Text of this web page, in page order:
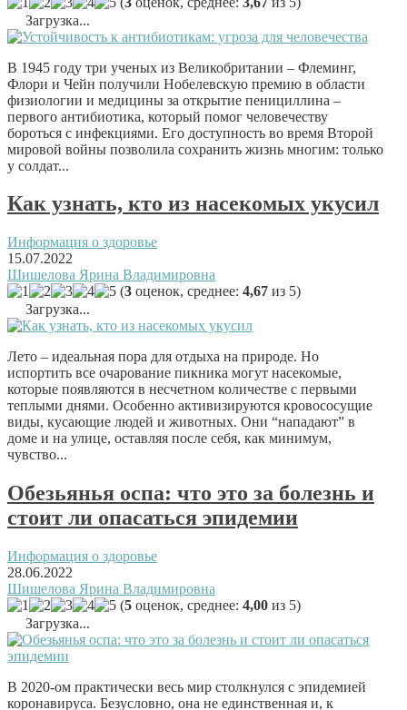
Загрузка...
В 1945 году три ученых из Великобритании – Флеминг,
Флори и Чейн получили Нобелевскую премию в области
физиологии и медицины за открытие пенициллина –
первого антибиотика, который помог человечеству
бороться с инфекциями. Его доступность во время Второй
мировой войны позволила сохранить жизнь многим: только
у солдат...
Как узнать, кто из насекомых укусил
Информация о здоровье
15.07.2022
Шишелова Ярина Владимировна
(3 оценок, среднее: 4,67 из 5)
Загрузка...
Лето – идеальная пора для отдыха на природе. Но
испортить все очарование пикника могут насекомые,
которые появляются в несчетном количестве с первыми
теплыми днями. Особенно активизируются кровососущие
виды, кусающие людей и животных. Они “нападают” в
доме и на улице, оставляя после себя, как минимум,
чувство...
Обезьянья оспа: что это за болезнь и
стоит ли опасаться эпидемии
Информация о здоровье
28.06.2022
Шишелова Ярина Владимировна
(5 оценок, среднее: 4,00 из 5)
Загрузка...
В 2020-ом практически весь мир столкнулся с эпидемией
коронавируса. Безусловно, она не единственная и, к